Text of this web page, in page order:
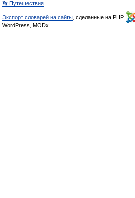
👣 Путешествия
Экспорт словарей на сайты , сделанные на PHP,
WordPress, MODx.